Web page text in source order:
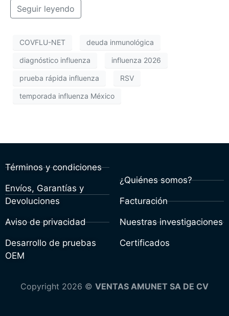
Seguir leyendo
COVFLU-NET deuda inmunológica
diagnóstico influenza influenza 2026
prueba rápida influenza RSV
temporada influenza México
Términos y condiciones
Envíos, Garantías y
Devoluciones
Aviso de privacidad
Desarrollo de pruebas
OEM
¿Quiénes somos?
Facturación
Nuestras investigaciones
Certificados
Copyright 2026 © VENTAS AMUNET SA DE CV